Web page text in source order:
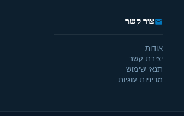
צור קשר
אודות
יצירת קשר
תנאי שימוש
מדיניות עוגיות